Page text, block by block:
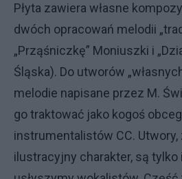
Płyta zawiera własne
dwóch opracowań melodii
„Prząśniczkę” Moniuszki i
Śląska). Do utworów
melodie napisane przez M.
go traktować jako kogoś
instrumentalistów CC. Utwory,
ilustracyjny charakter, są